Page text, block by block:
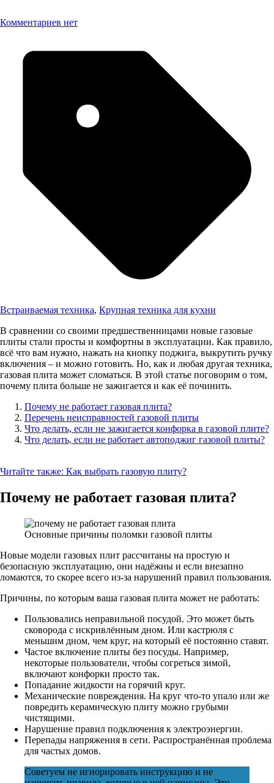
Комментариев нет
Встраиваемая техника, Крупная техника для кухни
В сравнении со своими предшественницами новые газовые
плиты стали просты и комфортны в эксплуатации. Как правило,
всё что вам нужно, нажать на кнопку поджига, выкрутить ручку
включения – и можно готовить. Но, как и любая другая техника,
газовая плита может сломаться. В этой статье поговорим о том,
почему плита больше не зажигается и как её починить.
Почему не работает газовая плита?
Перечень неисправностей газовой плиты
Что делать, если не зажигается конфорка в газовой плите?
Что делать, если не работает автоподжиг газовой плиты?
Читайте также: Как выбрать газовую плиту?
Почему не работает газовая плита?
Основные причины поломки газовой плиты
Новые модели газовых плит рассчитаны на простую и
безопасную эксплуатацию, они надёжны и если внезапно
ломаются, то скорее всего из-за нарушений правил пользования.
Причины, по которым ваша газовая плита может не работать:
Пользовались неправильной посудой. Это может быть
сковорода с искривлённым дном. Или кастрюля с
меньшим дном, чем круг, на который её постоянно ставят.
Частое включение плиты без посуды. Например,
некоторые пользователи, чтобы согреться зимой,
включают конфорки просто так.
Попадание жидкости на горячий круг.
Механические повреждения. На круг что-то упало или же
повредить керамическую плиту можно грубыми
чистящими.
Нарушение правил подключения к электроэнергии.
Перепады напряжения в сети. Распространённая проблема
для частых домов.
Советуем не игнорировать инструкцию и не